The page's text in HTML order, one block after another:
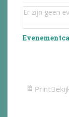
Er zijn geen
Print